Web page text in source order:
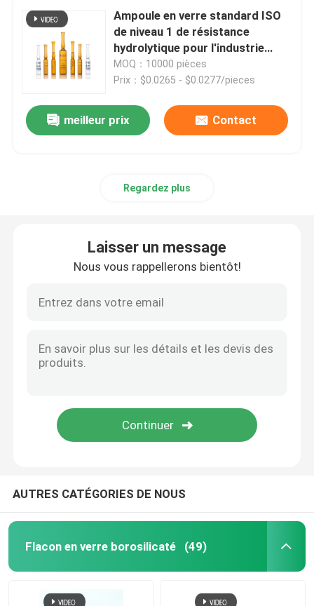
ampoule en verre
Tube en verre borosilicaté
Flacon en verre moulé
Flacons en verre à bouchon à vis
Tube en verre transparent
Bouchon en aluminium pour flacon
Bouteille de liquide oral
Ampoule en verre standard ISO
de niveau 1 de résistance
hydrolytique pour l'industrie
pharmaceutique
MOQ：10000 pièces
Prix：$0.0265 - $0.0277/pieces
meilleur prix Contact
Regardez plus
Laisser un message
Nous vous rappellerons bientôt!
AUTRES CATÉGORIES DE NOUS
Flacon en verre borosilicaté (49)